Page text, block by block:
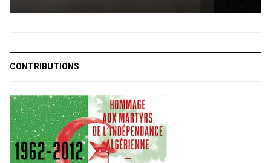
CONTRIBUTIONS